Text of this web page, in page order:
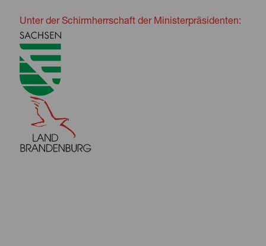
Unter der Schirmherrschaft der Ministerpräsidenten: